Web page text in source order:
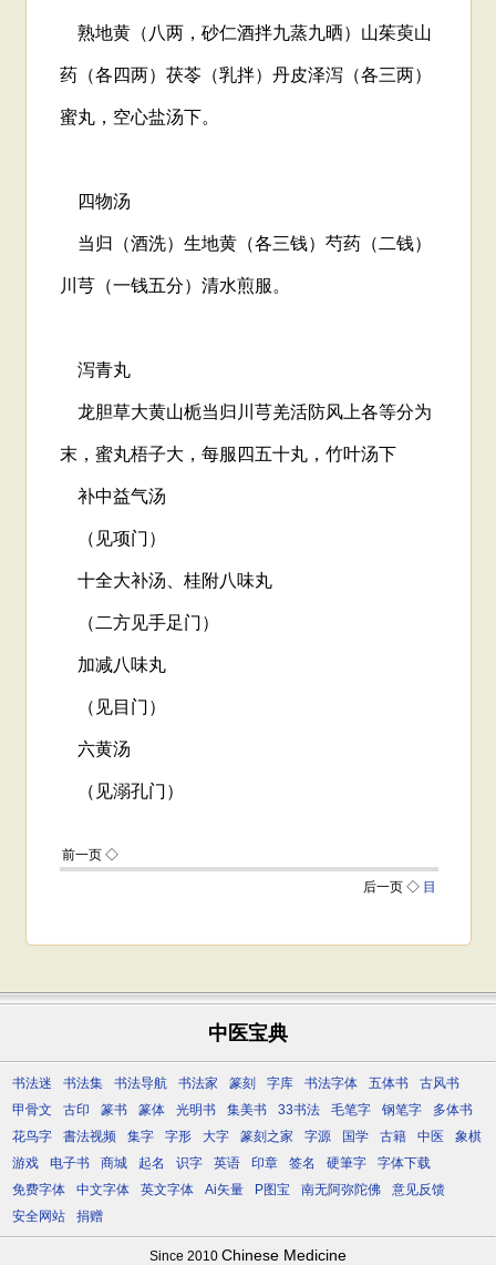
中医宝典
书法迷 书法集 书法导航 书法家 篆刻 字库 书法字体 五体书
古风书
甲骨文
古印 篆书 篆体 光明书 集美书 33书法 毛笔字 钢笔字
多体书
花鸟字
書法视频 集字 字形 大字 篆刻之家 字源 国学 古籍 中医
象棋
游戏
电子书 商城 起名 识字 英语 印章 签名 硬筆字
字体下载
免费字体
中文字体 英文字体 Ai矢量 P图宝 南无阿弥陀佛
意见反馈
安全网站
捐赠
Since 2010 Chinese Medicine